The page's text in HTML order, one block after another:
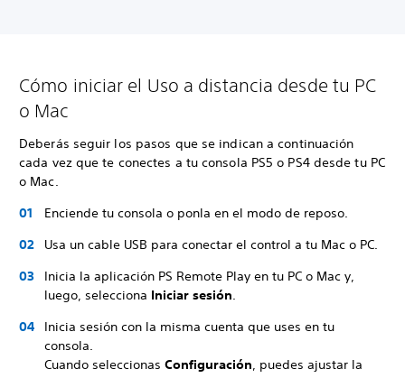
Cómo iniciar el Uso a distancia desde tu PC
o Mac
Deberás seguir los pasos que se indican a continuación
cada vez que te conectes a tu consola PS5 o PS4 desde tu PC
o Mac.
Enciende tu consola o ponla en el modo de reposo.
Usa un cable USB para conectar el control a tu Mac o PC.
Inicia la aplicación PS Remote Play en tu PC o Mac y,
luego, selecciona Iniciar sesión
Inicia sesión con la misma cuenta que uses en tu
consola.
Cuando seleccionas Configuración , puedes ajustar la